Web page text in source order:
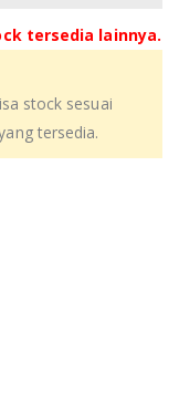
tersedia lainnya.
stock sesuai
tersedia.